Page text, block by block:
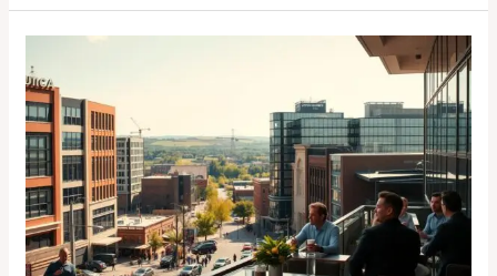
se
vive
en
Utica
NY
con
mentalidad
de